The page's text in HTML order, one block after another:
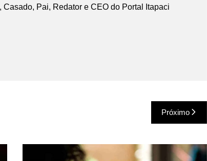
Casado, Pai, Redator e CEO do Portal Itapaci
Próximo